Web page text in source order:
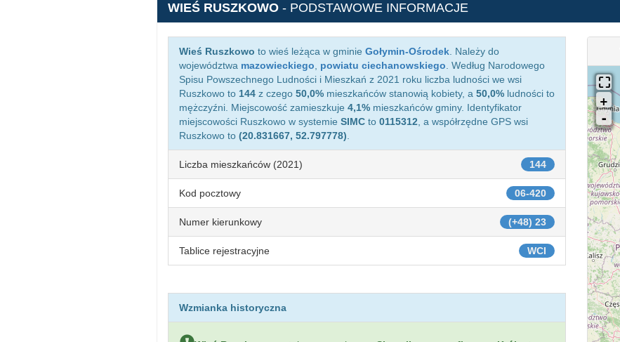
WIEŚ RUSZKOWO - PODSTAWOWE INFORMACJE
Wieś Ruszkowo to wieś leżąca w gminie Gołymin-Ośrodek . Należy do
województwa mazowieckiego powiatu ciechanowskiego . Według Narodowego
Spisu Powszechnego Ludności i Mieszkań z 2021 roku liczba ludności we wsi
Ruszkowo to 144 z czego 50,0% mieszkańców stanowią kobiety, a 50,0% ludności to
mężczyźni. Miejscowość zamieszkuje 4,1% mieszkańców gminy. Identyfikator
miejscowości Ruszkowo w systemie SIMC to 0115312 , a współrzędne GPS wsi
Ruszkowo to (20.831667, 52.797778)
144
Liczba mieszkańców (2021)
06-420
Kod pocztowy
(+48) 23
Numer kierunkowy
WCI
Tablice rejestracyjne
Wzmianka historyczna